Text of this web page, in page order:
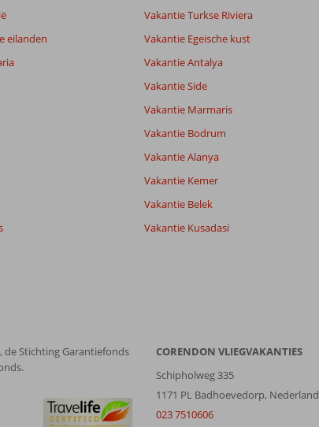
Sorteren op
datum (nieuw > oud)
eilanden
Vakantie Turkse Riviera
Vakantie Egeische kust
Vakantie Antalya
Vakantie Side
Vakantie Marmaris
Vakantie Bodrum
Vakantie Alanya
Vakantie Kemer
Vakantie Belek
Vakantie Kusadasi
de Stichting Garantiefonds
CORENDON VLIEGVAKANTIES
Schipholweg 335
1171 PL Badhoevedorp, Nederland
023 7510606